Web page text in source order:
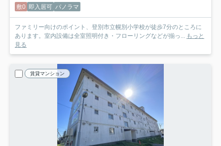
敷0 即入居可 パノラマ
ファミリー向けのポイント、登別市立幌別小学校が徒歩7分のところに
あります。室内設備は全室照明付き・フローリングなどが揃っ... もっと
見る
賃貸マンション